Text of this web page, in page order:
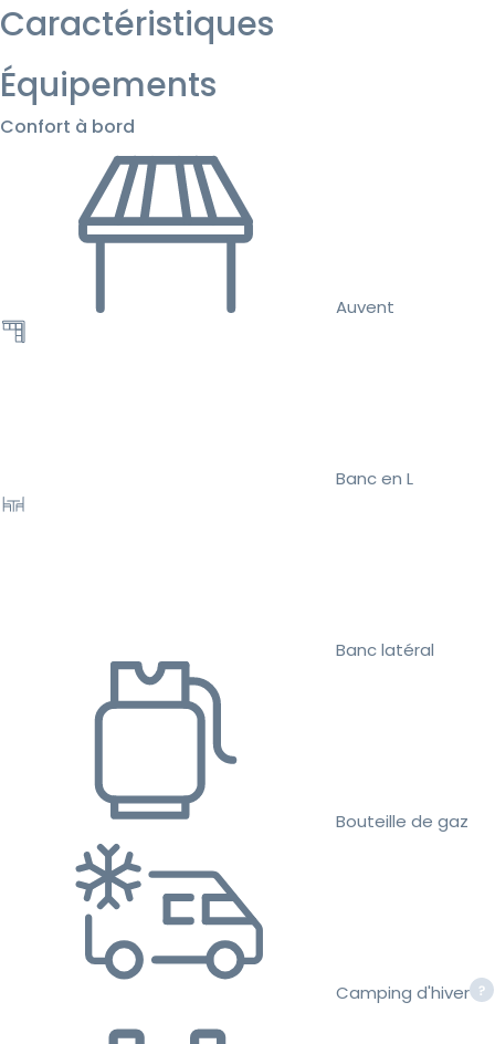
Caractéristiques
Équipements
Confort à bord
Auvent
Banc en L
Banc latéral
Bouteille de gaz
Camping d'hiver